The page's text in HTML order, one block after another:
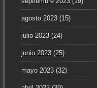
agosto 2023(15)
julio 2023(24)
junio 2023(25)
mayo 2023(32)